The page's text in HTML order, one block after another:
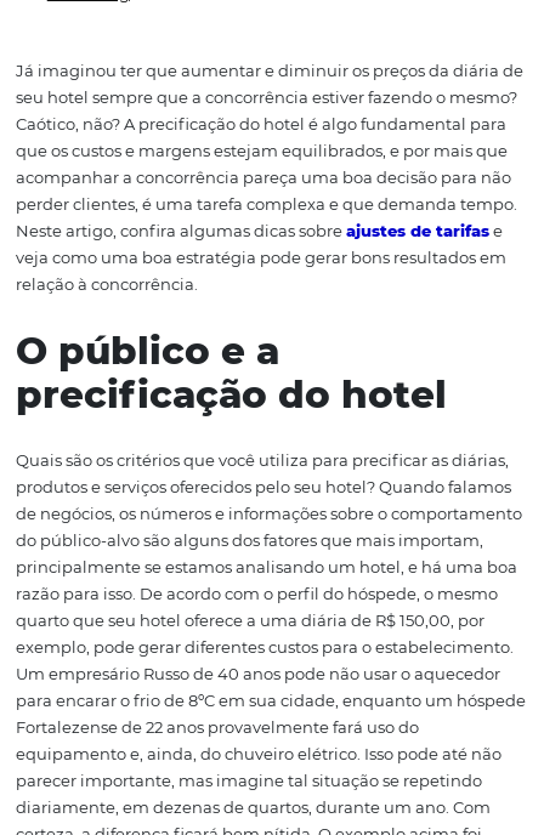
precificação do seu
EmMarketing
Já imaginou ter que aumentar e diminuir os preços da
seu hotel sempre que a concorrência estiver fazendo o
Caótico, não? A precificação do hotel é algo
que os custos e margens estejam equilibrados, e por
acompanhar a concorrência pareça uma boa decisão
perder clientes, é uma tarefa complexa e que demanda
Neste artigo, confira algumas dicas sobreajustes de
relação à concorrência.
O público e a
precificação do hotel
Quais são os critérios que você utiliza para precificar as
produtos e serviços oferecidos pelo seu hotel? Quando
de negócios, os números e informações sobre o
do público-alvo são alguns dos fatores que mais
principalmente se estamos analisando um hotel, e há
razão para isso. De acordo com o perfil do hóspede, o